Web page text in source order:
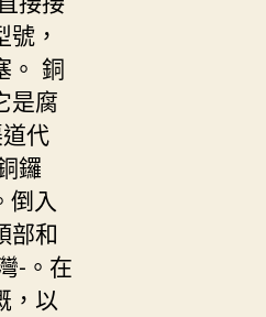
，
。 銅
是腐
代
鑼
倒入
部和
-。在
，以